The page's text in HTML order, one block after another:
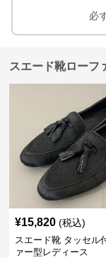
必
スエード靴ローフ
¥15,820 (税込)
スエード靴 タッセル
ァー型レディース